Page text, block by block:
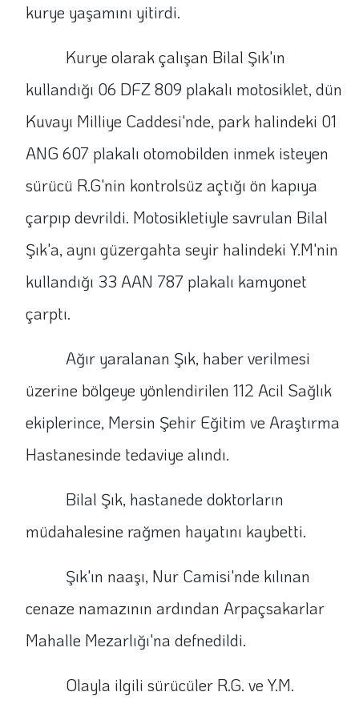
kurye yaşamını yitirdi.
Kurye olarak çalışan Bilal Şık'ın
kullandığı 06 DFZ 809 plakalı motosiklet, dün
Kuvayı Milliye Caddesi'nde, park halindeki 01
ANG 607 plakalı otomobilden inmek isteyen
sürücü R.G'nin kontrolsüz açtığı ön kapıya
çarpıp devrildi. Motosikletiyle savrulan Bilal
Şık'a, aynı güzergahta seyir halindeki Y.M'nin
kullandığı 33 AAN 787 plakalı kamyonet
çarptı.
Ağır yaralanan Şık, haber verilmesi
üzerine bölgeye yönlendirilen 112 Acil Sağlık
ekiplerince, Mersin Şehir Eğitim ve Araştırma
Hastanesinde tedaviye alındı.
Bilal Şık, hastanede doktorların
müdahalesine rağmen hayatını kaybetti.
Şık'ın naaşı, Nur Camisi'nde kılınan
cenaze namazının ardından Arpaçsakarlar
Mahalle Mezarlığı'na defnedildi.
Olayla ilgili sürücüler R.G. ve Y.M.